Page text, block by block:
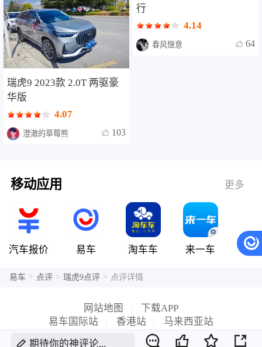
期待你的神评论...
瑞虎9 2023款 2.0T 两驱豪
华版
4.07
澄澈的草莓熊 103
行
4.14
春风惬意 64
移动应用 更多
汽车报价 易车 淘车车 来一车
易车 > 点评 > 瑞虎9点评 > 点评详情
网站地图
下载APP
易车国际站
香港站 马来西亚站